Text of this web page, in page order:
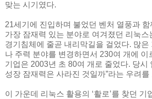
맞는 시기였다.
21세기에 진입하며 불었던 벤처 열풍과 함
가장 잠재력 있는 분야로 여겨졌던 리눅스
경기침체에 줄곧 내리막길을 걸었다. 많은
나 주력 분야를 변경하면서 230여 개에 이
기업은 2003년 초 80여 개로 줄었다. 당시
성장 잠재력은 사라진 것일까”라는 우려
이 가운데 리눅스 활용의 ‘활로’를 찾던 기